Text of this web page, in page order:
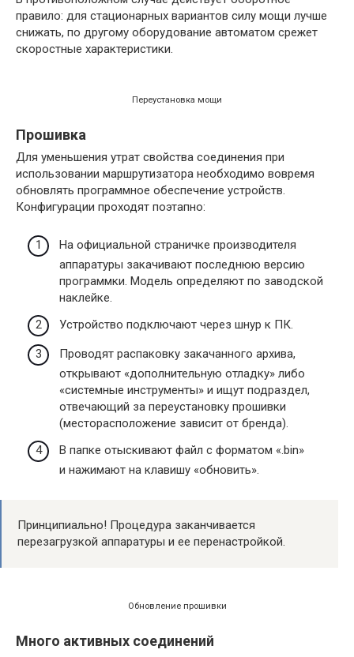
правило: для стационарных вариантов силу мощи лучше
снижать, по другому оборудование автоматом срежет
скоростные характеристики.
Переустановка мощи
Прошивка
Для уменьшения утрат свойства соединения при
использовании маршрутизатора необходимо вовремя
обновлять программное обеспечение устройств.
Конфигурации проходят поэтапно:
На официальной страничке производителя
аппаратуры закачивают последнюю версию
программки. Модель определяют по заводской
наклейке.
Устройство подключают через шнур к ПК.
Проводят распаковку закачанного архива,
открывают «дополнительную отладку» либо
«системные инструменты» и ищут подраздел,
отвечающий за переустановку прошивки
(месторасположение зависит от бренда).
В папке отыскивают файл с форматом «.bin»
и нажимают на клавишу «обновить».
Принципиально! Процедура заканчивается
перезагрузкой аппаратуры и ее перенастройкой.
Обновление прошивки
Много активных соединений